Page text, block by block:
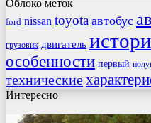
Облоко меток
ford nissan toyota автобус
грузовик двигатель
особенности первый
технические
Интересно